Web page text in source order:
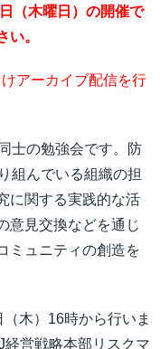
（木曜日）の開催で
い。
アーカイブ配信を行
士の勉強会です。防
組んでいる組織の担
に関する実践的な活
意見交換などを通じ
ミュニティの創造を
木）16時から行いま
営戦略本部リスクマ